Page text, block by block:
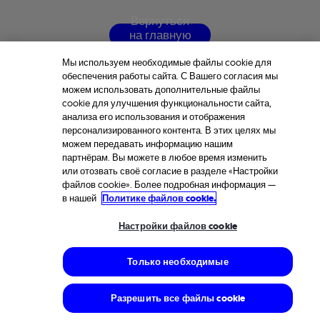
Вернуться
на главную
Мы используем необходимые файлы cookie для
обеспечения работы сайта. С Вашего согласия мы
можем использовать дополнительные файлы
cookie для улучшения функциональности сайта,
анализа его использования и отображения
персонализированного контента. В этих целях мы
можем передавать информацию нашим
партнёрам. Вы можете в любое время изменить
или отозвать своё согласие в разделе «Настройки
файлов cookie». Более подробная информация —
в нашей Политике файлов cookie.
Настройки файлов cookie
Только необходимые
Разрешить все файлы cookie